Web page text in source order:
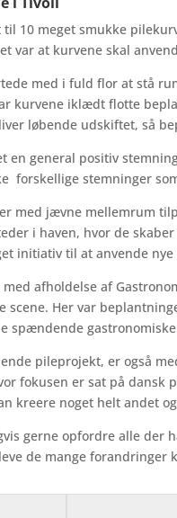
til 10 meget smukke
var at kurvene skal
med i fuld flor at stå
kurvene iklædt flotte
løbende udskiftet, så
en general positiv
forskellige stemninger
med jævne mellemrum
i haven, hvor de
initiativ til at anvende
afholdelse af
scene. Her var
spændende
pileprojekt, er også
fokusen er sat på dansk
kreere noget helt andet
gerne opfordre alle der
de mange forandringer